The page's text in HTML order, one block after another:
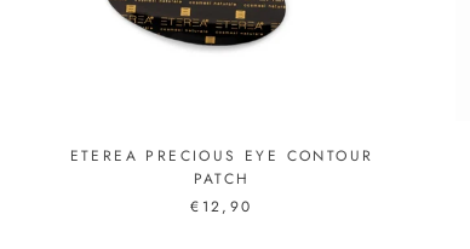
ETEREA PRECIOUS EYE CONTOUR
PATCH
€12,90